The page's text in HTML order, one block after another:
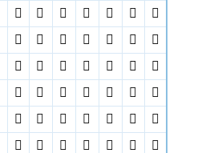
     

     

     

     

     

     
